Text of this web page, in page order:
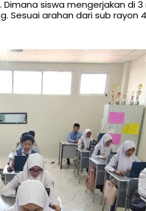
siswa mengerjakan di
Sesuai arahan dari sub rayon